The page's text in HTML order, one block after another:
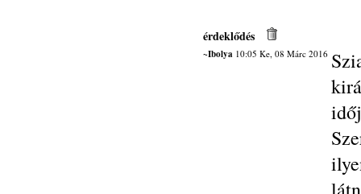
érdeklődés
~Ibolya10:05 Ke, 08 Márc 2016